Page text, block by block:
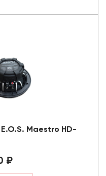
Maestro HD-
₽